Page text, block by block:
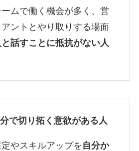
ムで働く機会が多く、営
ントとやり取りする場面
と話すことに抵抗がない人
で切り拓く意欲がある人
やスキルアップを 自分か